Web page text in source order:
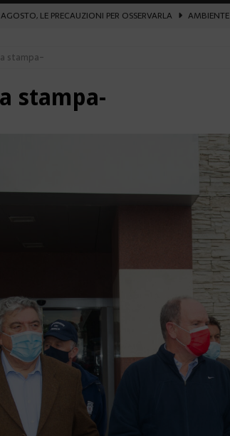
LE PRECAUZIONI PER OSSERVARLA
AMBIENTE
ad Auschwitz-Birkenau
PORTO IL 1° MONACO ATHLETICS FESTIVAL
RAFFORZANO LA COOPERAZIONE
stampa-
stampa-